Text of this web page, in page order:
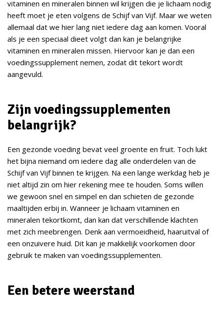
vitaminen en mineralen binnen wil krijgen die je lichaam nodig
heeft moet je eten volgens de Schijf van Vijf. Maar we weten
allemaal dat we hier lang niet iedere dag aan komen. Vooral
als je een speciaal dieet volgt dan kan je belangrijke
vitaminen en mineralen missen. Hiervoor kan je dan een
voedingssupplement nemen, zodat dit tekort wordt
aangevuld.
Zijn voedingssupplementen
belangrijk?
Een gezonde voeding bevat veel groente en fruit. Toch lukt
het bijna niemand om iedere dag alle onderdelen van de
Schijf van Vijf binnen te krijgen. Na een lange werkdag heb je
niet altijd zin om hier rekening mee te houden. Soms willen
we gewoon snel en simpel en dan schieten de gezonde
maaltijden erbij in. Wanneer je lichaam vitaminen en
mineralen tekortkomt, dan kan dat verschillende klachten
met zich meebrengen. Denk aan vermoeidheid, haaruitval of
een onzuivere huid. Dit kan je makkelijk voorkomen door
gebruik te maken van voedingssupplementen.
Een betere weerstand